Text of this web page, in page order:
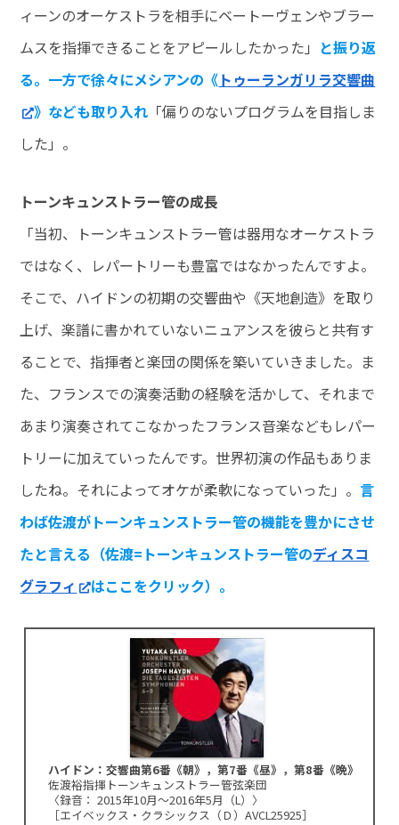
ィーンのオーケストラを相手にベートーヴェンやブラー
ムスを指揮できることをアピールしたかった」 と振り返
る。一方で徐々にメシアンの《トゥーランガリラ交響曲
》なども取り入れ 「偏りのないプログラムを目指しま
した」。
トーンキュンストラー管の成長
「当初、トーンキュンストラー管は器用なオーケストラ
ではなく、レパートリーも豊富ではなかったんですよ。
そこで、ハイドンの初期の交響曲や《天地創造》を取り
上げ、楽譜に書かれていないニュアンスを彼らと共有す
ることで、指揮者と楽団の関係を築いていきました。ま
た、フランスでの演奏活動の経験を活かして、それまで
あまり演奏されてこなかったフランス音楽などもレパー
トリーに加えていったんです。世界初演の作品もありま
したね。それによってオケが柔軟になっていった」。 言
わば佐渡がトーンキュンストラー管の機能を豊かにさせ
たと言える（佐渡=トーンキュンストラー管のディスコ
グラフィ
はここをクリック）。
ハイドン：交響曲第6番《朝》，第7番《昼》，第8番《晩》
佐渡裕指揮トーンキュンストラー管弦楽団
〈録音： 2015年10月～2016年5月（L）〉
［エイベックス・クラシックス（Ｄ）AVCL25925］